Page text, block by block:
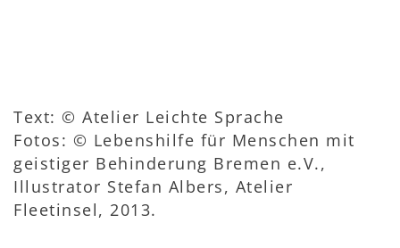
Text: © Atelier Leichte Sprache
Fotos: © Lebenshilfe für Menschen mit
geistiger Behinderung Bremen e.V.,
Illustrator Stefan Albers, Atelier
Fleetinsel, 2013.